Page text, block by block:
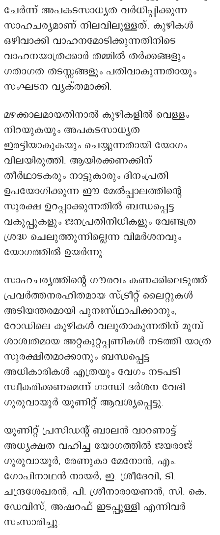
ചേർന്ന് അപകടസാധ്യത വർധിപ്പിക്കുന്ന
സാഹചര്യമാണ് നിലവിലുള്ളത്. കുഴികൾ
ഒഴിവാക്കി വാഹനമോടിക്കുന്നതിനിടെ
വാഹനയാത്രക്കാർ തമ്മിൽ തർക്കങ്ങളും
ഗതാഗത തടസ്സങ്ങളും പതിവാകുന്നതായും
സംഘടന വ്യക്തമാക്കി.
മഴക്കാലമായതിനാൽ കുഴികളിൽ വെള്ളം
നിറയുകയും അപകടസാധ്യത
ഇരട്ടിയാകുകയും ചെയ്യുന്നതായി യോഗം
വിലയിരുത്തി. ആയിരക്കണക്കിന്
തീർഥാടകരും നാട്ടുകാരും ദിനംപ്രതി
ഉപയോഗിക്കുന്ന ഈ മേൽപ്പാലത്തിന്റെ
സുരക്ഷ ഉറപ്പാക്കുന്നതിൽ ബന്ധപ്പെട്ട
വകുപ്പുകളും ജനപ്രതിനിധികളും വേണ്ടത്ര
ശ്രദ്ധ ചെലുത്തുന്നില്ലെന്ന വിമർശനവും
യോഗത്തിൽ ഉയർന്നു.
സാഹചര്യത്തിന്റെ ഗൗരവം കണക്കിലെടുത്ത്
പ്രവർത്തനരഹിതമായ സ്ട്രീറ്റ് ലൈറ്റുകൾ
അടിയന്തരമായി പുനഃസ്ഥാപിക്കാനും,
റോഡിലെ കുഴികൾ വലുതാകുന്നതിന് മുമ്പ്
ശാശ്വതമായ അറ്റകുറ്റപ്പണികൾ നടത്തി യാത്ര
സുരക്ഷിതമാക്കാനും ബന്ധപ്പെട്ട
അധികാരികൾ എത്രയും വേഗം നടപടി
സ്വീകരിക്കണമെന്ന് ഗാന്ധി ദർശന വേദി
ഗുരുവായൂർ യൂണിറ്റ് ആവശ്യപ്പെട്ടു.
യൂണിറ്റ് പ്രസിഡന്റ് ബാലൻ വാറണാട്ട്
അധ്യക്ഷത വഹിച്ച യോഗത്തിൽ ജയരാജ്
ഗുരുവായൂർ, രേണുകാ മേനോൻ, എം.
ഗോപിനാഥൻ നായർ, ഇ. ശ്രീദേവി, ടി.
ചന്ദ്രശേഖരൻ, പി. ശ്രീനാരായണൻ, സി. കെ.
ഡേവിസ്, അഷറഫ് ഇടപ്പുള്ളി എന്നിവർ
സംസാരിച്ചു.